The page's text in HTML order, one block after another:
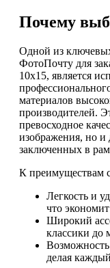
Почему
Одной из
ФотоПочту для
10х15, является
материалов
производителей.
превосходное
изображения, но и
заключенных в
К преимуществам
Легкость и
что
Широкий
классики до
Возможность
делая